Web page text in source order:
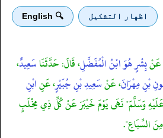
اظهار التشكيل 🔍 English
عَنْبِشْرٍ هُوَ ابْنُ الْمُفَضَّلِ، قَالَ: حَدَّثَنَاسَعِيدٌ،
بْنِ مِهْرَانَ، عَنْسَعِيدِ بْنِ جُبَيْرٍ، عَنِابْنِ
عَلَيْهِ وَسَلَّمَ" نَهَى يَوْمَ خَيْبَرَ عَنْ كُلِّ ذِي مِخْلَبٍ
السِّبَاعِ".